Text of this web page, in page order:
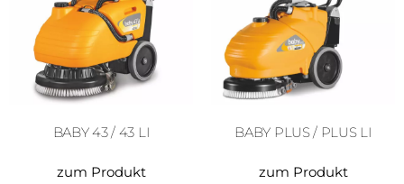
BABY 43 / 43 LI
zum Produkt
BABY PLUS / PLUS LI
zum Produkt